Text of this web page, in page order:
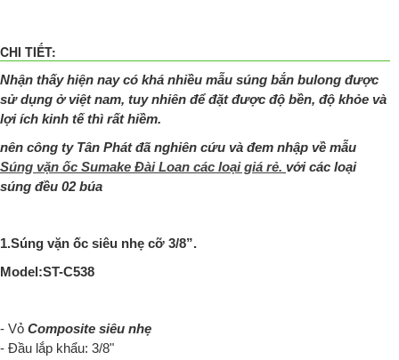
CHI TIẾT:
Nhận thấy hiện nay có khá nhiều mẫu súng bắn bulong được
sử dụng ở việt nam, tuy nhiên để đặt được độ bền, độ khỏe và
lợi ích kinh tế thì rất hiềm.
nên công ty Tân Phát đã nghiên cứu và đem nhập về mẫu
Súng vặn ốc Sumake Đài Loan các loại giá rẻ. với các loại
súng đều 02 búa
1.Súng vặn ốc siêu nhẹ cỡ 3/8”.
Model:ST-C538
- Vỏ Composite siêu nhẹ
- Đầu lắp khẩu: 3/8"